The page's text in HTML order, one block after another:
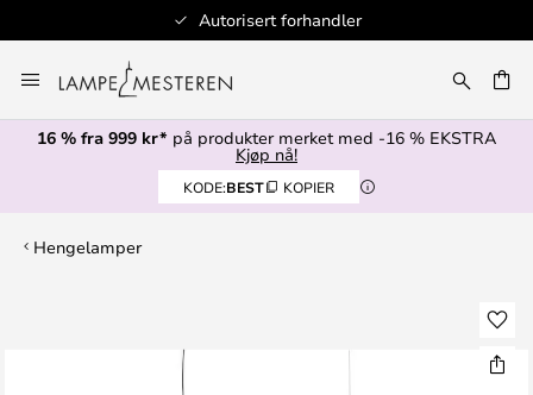
Autorisert forhandler
til
innhold
16 % fra 999 kr* på produkter merket med -16 % EKSTRA
Kjøp nå!
KODE:BEST KOPIER
Hengelamper